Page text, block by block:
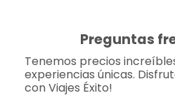
Preguntas
Tenemos precios
experiencias únicas.
con Viajes Éxito!